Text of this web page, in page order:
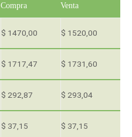
Compra Venta
$ 1470,00 $ 1520,00
$ 1717,47 $ 1731,60
$ 292,87 $ 293,04
$ 37,15 $ 37,15